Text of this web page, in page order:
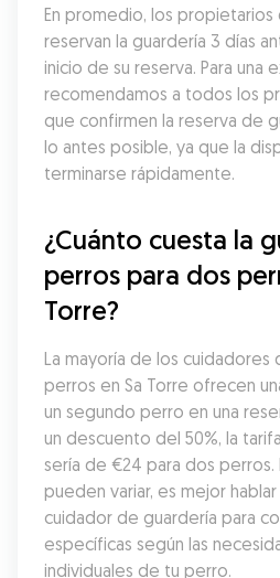
En promedio, los propietarios
reservan la guardería 3 días
inicio de su reserva. Para una
recomendamos a todos los
que confirmen la reserva de
lo antes posible, ya que la
terminarse rápidamente.
¿Cuánto cuesta la
perros para dos
Torre?
La mayoría de los cuidadores
perros en Sa Torre ofrecen
un segundo perro en una
un descuento del 50%, la
sería de €24 para dos
pueden variar, es mejor
cuidador de guardería para
específicas según las
individuales de tu perro.